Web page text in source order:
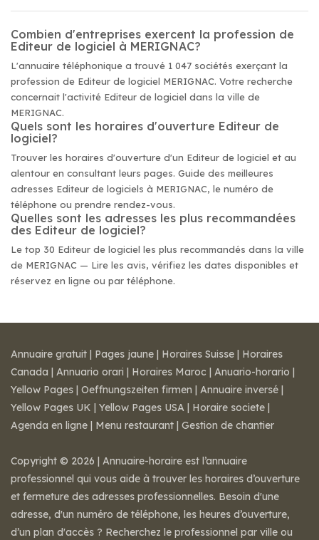
Combien d'entreprises exercent la profession de
Editeur de logiciel à MERIGNAC?
L'annuaire téléphonique a trouvé 1 047 sociétés exerçant la
profession de Editeur de logiciel MERIGNAC. Votre recherche
concernait l'activité Editeur de logiciel dans la ville de
MERIGNAC.
Quels sont les horaires d'ouverture Editeur de
logiciel?
Trouver les horaires d'ouverture d'un Editeur de logiciel et au
alentour en consultant leurs pages. Guide des meilleures
adresses Editeur de logiciels à MERIGNAC, le numéro de
téléphone ou prendre rendez-vous.
Quelles sont les adresses les plus recommandées
des Editeur de logiciel?
Le top 30 Editeur de logiciel les plus recommandés dans la ville
de MERIGNAC — Lire les avis, vérifiez les dates disponibles et
réservez en ligne ou par téléphone.
Annuaire gratuit | Pages jaune | Horaires Suisse | Horaires
Canada | Annuario orari | Horaires Maroc | Anuario-horario |
Yellow Pages | Oeffnungszeiten firmen | Annuaire inversé |
Yellow Pages UK | Yellow Pages USA | Horaire societe |
Agenda en ligne | Menu restaurant | Gestion de chantier
Copyright © 2026 | Annuaire-horaire est l’annuaire
professionnel qui vous aide à trouver les horaires d’ouverture
et fermeture des adresses professionnelles. Besoin d'une
adresse, d'un numéro de téléphone, les heures d’ouverture,
d’un plan d'accès ? Recherchez le professionnel par ville ou